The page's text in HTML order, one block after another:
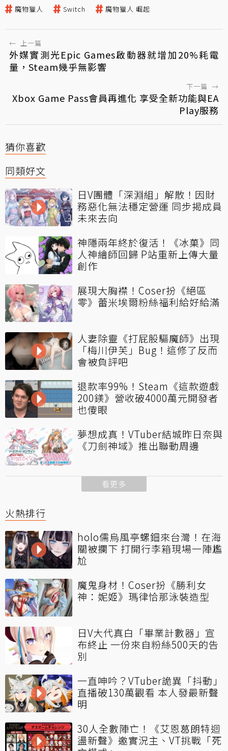
魔物獵人 Switch 魔物獵人 崛起
← 上一篇
外媒實測光Epic Games啟動器就增加20%耗電
量，Steam幾乎無影響
下一篇 →
Xbox Game Pass會員再進化 享受全新功能與EA
Play服務
猜你喜歡
同類好文
日V團體「深淵組」解散！因財
務惡化無法穩定營運 同步揭成員
未來去向
神隱兩年終於復活！《冰菓》同
人神繪師回歸 P站重新上傳大量
創作
展現大胸襟！Coser扮《絕區
零》蕾米埃爾粉絲福利給好給滿
人妻除靈《打屁股驅魔師》出現
「梅川伊芙」Bug！這修了反而
會被負評吧
退款率99%！Steam《這款遊戲
200鎂》營收破4000萬元開發者
也傻眼
夢想成真！VTuber結城昨日奈與
《刀劍神域》推出聯動周邊
看更多
火熱排行
holo儒烏風亭螺鈿來台灣！在海
關被攔下 打開行李箱現場一陣尷
尬
魔鬼身材！Coser扮《勝利女
神：妮姬》瑪律恰那泳裝造型
日V大代真白「畢業計數器」宣
布終止 一份來自粉絲500天的告
別
一直呻吟？VTuber詭異「抖動」
直播破130萬觀看 本人發最新聲
明
30人全數陣亡！《艾恩葛朗特迴
盪新聲》邀實況主、VT挑戰「死